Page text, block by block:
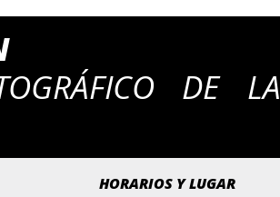
DE LA
HORARIOS Y LUGAR